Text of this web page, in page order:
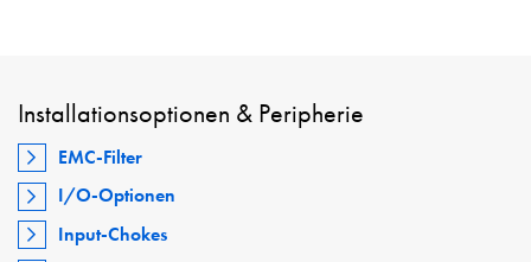
Installationsoptionen & Peripherie
EMC-Filter
I/O-Optionen
Input-Chokes